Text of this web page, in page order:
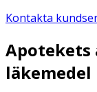
Kontakta
Apotekets
läkemedel